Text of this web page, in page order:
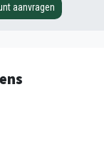
aanvragen